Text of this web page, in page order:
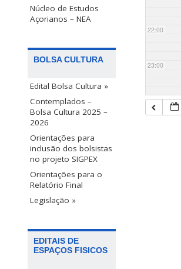
Núcleo de Estudos
Açorianos – NEA
BOLSA CULTURA
Edital Bolsa Cultura »
Contemplados –
Bolsa Cultura 2025 –
2026
Orientações para
inclusão dos bolsistas
no projeto SIGPEX
Orientações para o
Relatório Final
Legislação »
EDITAIS DE
ESPAÇOS FISICOS
22:00
23:00